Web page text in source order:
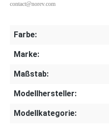
contact@norev.com
Farbe:
Marke:
Maßstab:
Modellhersteller:
Modellkategorie: